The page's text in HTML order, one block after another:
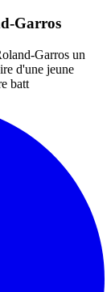
Garros
Garros un
d'une jeune
batt